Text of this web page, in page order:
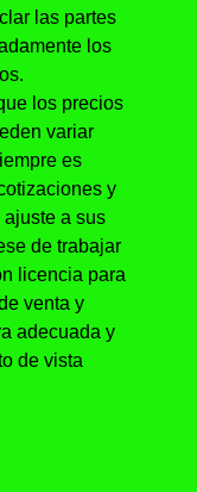
las partes
los
los precios
variar
es
y
a sus
de trabajar
licencia para
venta y
adecuada y
de vista